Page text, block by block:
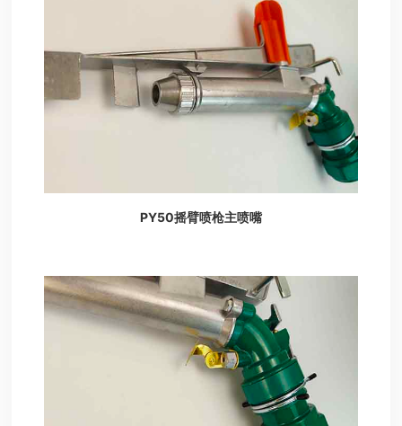
PY50摇臂喷枪主喷嘴